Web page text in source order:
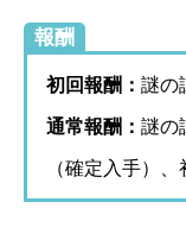
報酬
初回報酬： 謎の
通常報酬： 謎の
（確定入手）